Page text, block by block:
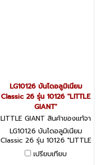
LG10126 บันไดอลูมิเนียม
Classic 26 รุ่น 10126 "LITTLE
GIANT"
LITTLE GIANT สินค้าของแท้จา
กโรงงานผู้ผลิต LG10126
LG10126 บันไดอลูมิเนียม
Classic 26 รุ่น 10126 "LITTLE
GIANT"
เปรียบเทียบ